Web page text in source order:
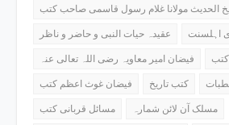
الحدیث مولانا غلام رسول قاسمی صاحب کتب
عقیدہ حیات النبی و حاضر و ناظر
اہلسنت
فیضان امیر معاویہ رضی اللہ تعالی عنہ
فیضان غوث اعظم کتب
کتب تاریخ
مسائل قربانی کتب
مسلک آن لائن شمارہ